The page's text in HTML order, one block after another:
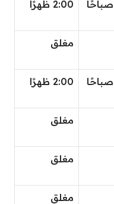
2:00 ظهرًا
مغلق
2:00 ظهرًا
مغلق
مغلق
مغلق